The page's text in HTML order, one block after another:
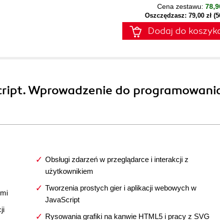
Cena zestawu:
Oszczędzasz: 79,00 zł
Dodaj do
Wprowadzenie do
Obsługi zdarzeń w przeglądarce i interakcji z
użytkownikiem
Tworzenia prostych gier i aplikacji webowych w
JavaScript
Rysowania grafiki na kanwie HTML5 i pracy z SVG